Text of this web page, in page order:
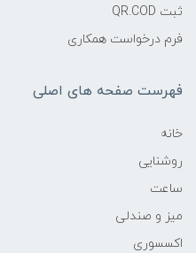
ثبت QR.COD
فرم درخواست همکاری
فهرست صفحه های اصلی
خانه
روشنایی
ساعت
میز و صندلی
اکسسوری